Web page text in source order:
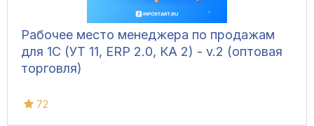
Рабочее место менеджера по продажам
для 1С (УТ 11, ERP 2.0, КА 2) - v.2 (оптовая
торговля)
72